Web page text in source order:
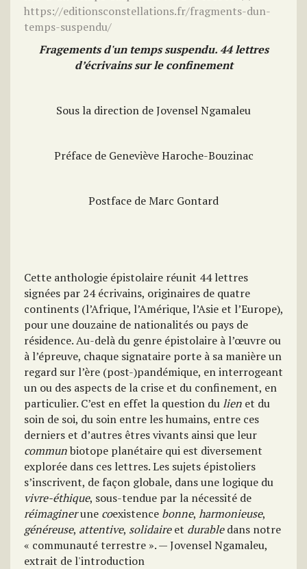
https://editionsconstellations.fr/fragments-dun-
temps-suspendu/
Fragements d'un temps suspendu. 44 lettres
d’écrivains sur le confinement
Sous la direction de Jovensel Ngamaleu
Préface de Geneviève Haroche-Bouzinac
Postface de Marc Gontard
Cette anthologie épistolaire réunit 44 lettres
signées par 24 écrivains, originaires de quatre
continents (l’Afrique, l’Amérique, l’Asie et l’Europe),
pour une douzaine de nationalités ou pays de
résidence. Au-delà du genre épistolaire à l’œuvre ou
à l’épreuve, chaque signataire porte à sa manière un
regard sur l’ère (post-)pandémique, en interrogeant
un ou des aspects de la crise et du confinement, en
particulier. C’est en effet la question dulien et du
soin de soi, du soin entre les humains, entre ces
derniers et d’autres êtres vivants ainsi que leur
communbiotope planétaire qui est diversement
explorée dans ces lettres. Les sujets épistoliers
s’inscrivent, de façon globale, dans une logique du
vivre-éthique, sous-tendue par la nécessité de
réimaginerune coexistence bonne, harmonieuse,
généreuse, attentive, solidaireet durabledans notre
« communauté terrestre ». — Jovensel Ngamaleu,
extrait de l'introduction